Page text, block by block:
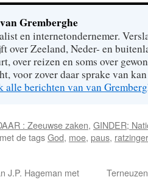
Gremberghe
en internetondernemer.
over Zeeland, Neder- en
over reizen en soms over
voor zover daar sprake van
alle berichten van van
: Zeeuwse zaken, GINDER;
met de tagsGod, moe, paus, ratzinger
J.P. Hageman met